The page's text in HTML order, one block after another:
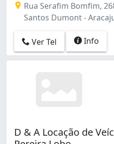
Rua Serafim Bomfim,
Santos Dumont -
Ver Tel Info
D & A Locação de